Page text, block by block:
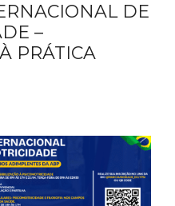
DE
–
PRÁTICA